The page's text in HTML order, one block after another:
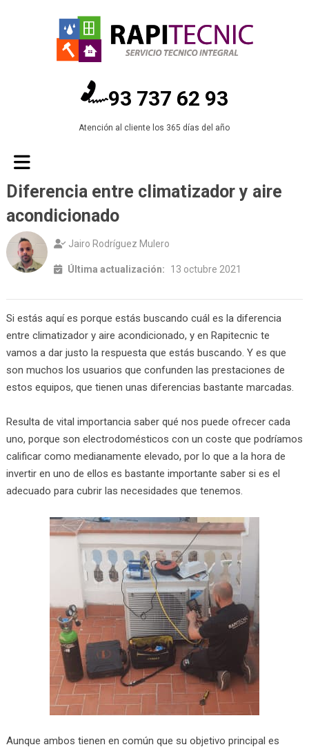
93 737 62 93
Atención al cliente los 365 días del año
Diferencia entre climatizador y aire
acondicionado
Jairo Rodríguez Mulero
Última actualización: 13 octubre 2021
Si estás aquí es porque estás buscando cuál es la diferencia
entre climatizador y aire acondicionado, y en Rapitecnic te
vamos a dar justo la respuesta que estás buscando. Y es que
son muchos los usuarios que confunden las prestaciones de
estos equipos, que tienen unas diferencias bastante marcadas.
Resulta de vital importancia saber qué nos puede ofrecer cada
uno, porque son electrodomésticos con un coste que podríamos
calificar como medianamente elevado, por lo que a la hora de
invertir en uno de ellos es bastante importante saber si es el
adecuado para cubrir las necesidades que tenemos.
Aunque ambos tienen en común que su objetivo principal es